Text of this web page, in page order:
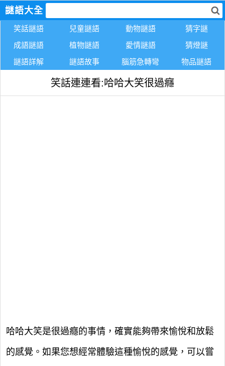
謎語大全
笑話謎語 兒童謎語 動物謎語
猜字謎
成語謎語
植物謎語 愛情謎語
猜燈謎
謎語詳解
謎語故事 腦筋急轉彎 物品謎語
笑話連連看:哈哈大笑很過癮
哈哈大笑是很過癮的事情，確實能夠帶來愉悅和放鬆
的感覺。如果您想經常體驗這種愉悅的感覺，可以嘗